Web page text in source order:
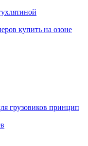
купить на озоне
грузовиков принцип